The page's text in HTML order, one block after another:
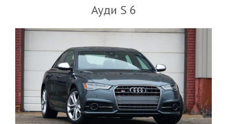
Ауди S 6